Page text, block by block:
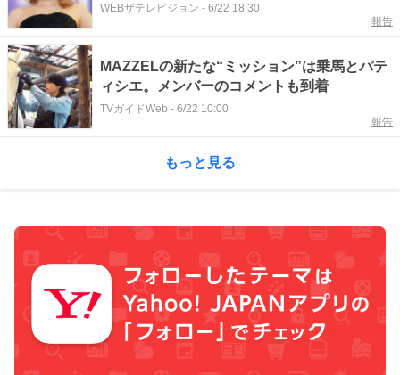
WEBザテレビジョン - 6/22 18:30
報告
MAZZELの新たな“ミッション”は乗馬とパテ
ィシエ。メンバーのコメントも到着
TVガイドWeb - 6/22 10:00
報告
もっと見る